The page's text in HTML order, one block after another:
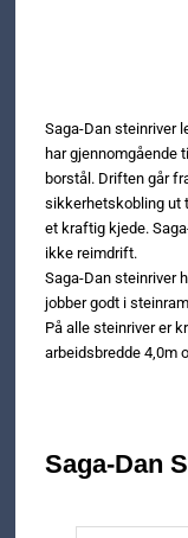
Saga-Dan steinriver
har gjennomgående
borstål. Driften går
sikkerhetskobling ut
et kraftig kjede.
ikke reimdrift.
Saga-Dan steinriver
jobber godt i
På alle steinriver er
arbeidsbredde 4,0m
Saga-Dan